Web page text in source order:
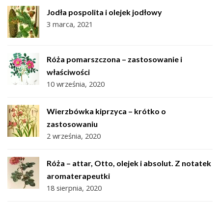
Jodła pospolita i olejek jodłowy
3 marca, 2021
Róża pomarszczona – zastosowanie i
właściwości
10 września, 2020
Wierzbówka kiprzyca – krótko o
zastosowaniu
2 września, 2020
Róża – attar, Otto, olejek i absolut. Z notatek
aromaterapeutki
18 sierpnia, 2020